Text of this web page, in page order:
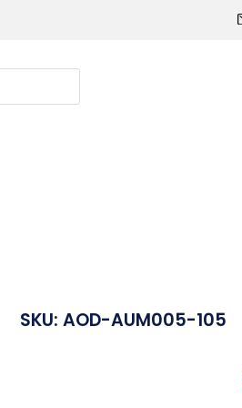
SKU:AOD-AUM005-105